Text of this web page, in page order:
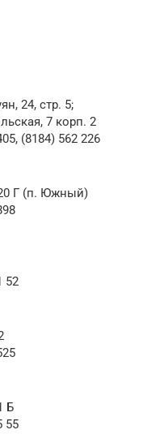
24, стр. 5;
7 корп. 2
(8184) 562 226
Г (п. Южный)
52
Б
55